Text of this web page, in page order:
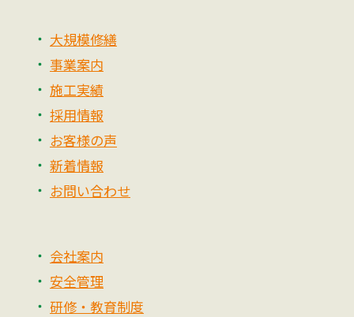
大規模修繕
事業案内
施工実績
採用情報
お客様の声
新着情報
お問い合わせ
会社案内
安全管理
研修・教育制度